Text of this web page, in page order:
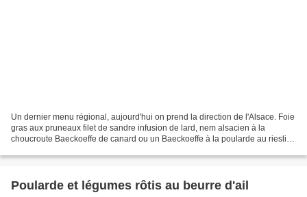
Un dernier menu régional, aujourd'hui on prend la direction de l'Alsace. Foie
gras aux pruneaux filet de sandre infusion de lard, nem alsacien à la
choucroute Baeckoeffe de canard ou un Baeckoeffe à la poularde au riesling
Poularde et légumes rôtis au beurre d'ail